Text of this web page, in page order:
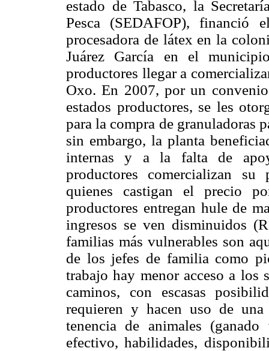
estado de Tabasco, la
Pesca (SEDAFOP), financió
procesadora de látex en la
Juárez García en el
productores llegar a
Oxo. En 2007, por un
estados productores, se les
para la compra de granuladoras
sin embargo, la planta
internas y a la falta de
productores comercializan su
quienes castigan el precio
productores entregan hule de
ingresos se ven disminuidos
familias más vulnerables son
de los jefes de familia como
trabajo hay menor acceso a los
caminos, con escasas
requieren y hacen uso de
tenencia de animales
efectivo, habilidades,